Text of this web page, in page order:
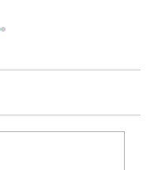
à 90 % après
jour, déversant